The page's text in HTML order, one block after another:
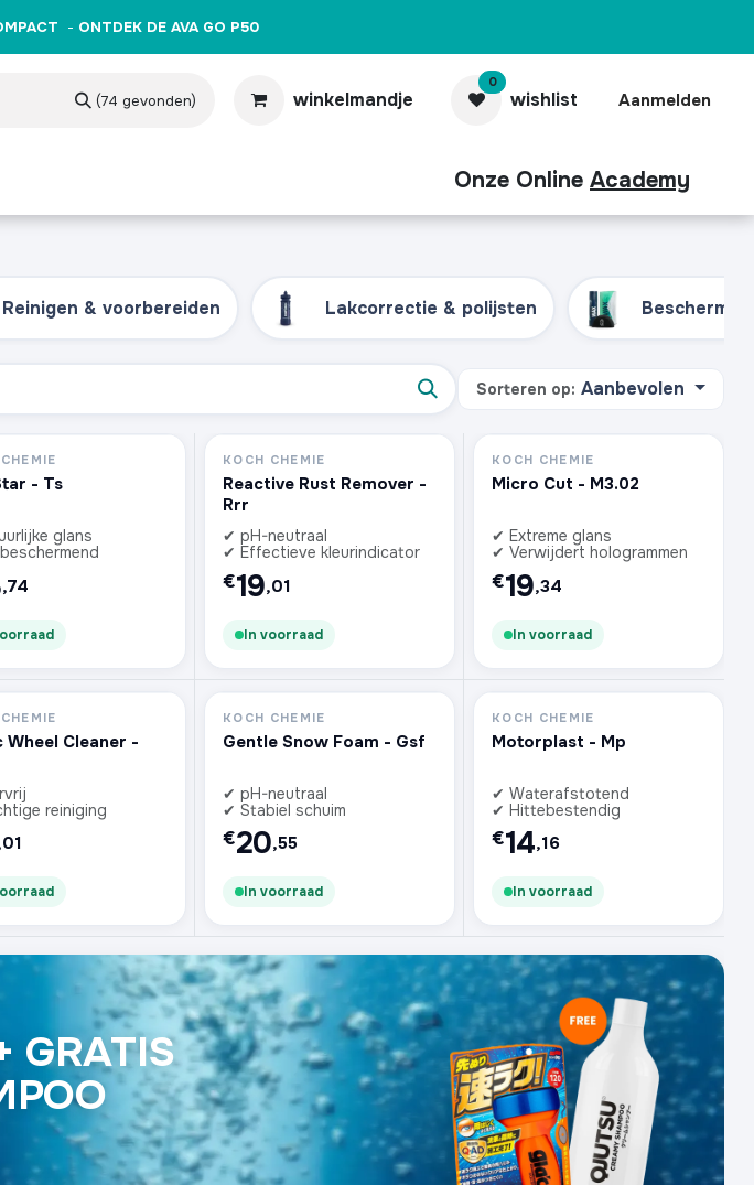
- ONTDEK DE AVA GO P50
(74 gevonden) winkelmandje
0
wishlist Aanmelden
Pro
Onze Online Academy
Reinigen & voorbereiden Lakcorrectie & polijsten
Sorteren op: Aanbevolen
- Ts
glans
,74
KOCH CHEMIE
Reactive Rust Remover -
Rrr
✔ pH-neutraal
✔ Effectieve kleurindicator
€19,01
In voorraad
KOCH CHEMIE
Micro Cut - M3.02
✔ Extreme glans
✔ Verwijdert hologrammen
€19,34
In voorraad
Wheel Cleaner -
reiniging
KOCH CHEMIE
Gentle Snow Foam - Gsf
✔ pH-neutraal
✔ Stabiel schuim
€20,55
In voorraad
KOCH CHEMIE
Motorplast - Mp
✔ Waterafstotend
✔ Hittebestendig
€14,16
In voorraad
GRATIS